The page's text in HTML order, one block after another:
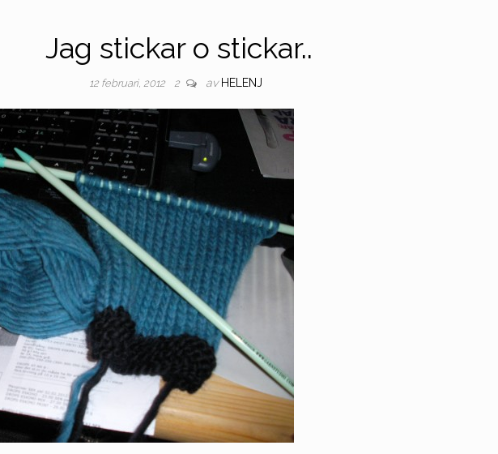
Jag stickar o stickar..
12 februari, 2012 2 av HELENJ